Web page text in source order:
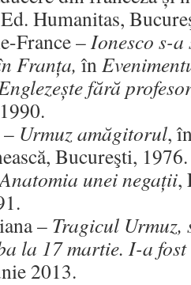
Humanitas,
France –Ionesco s-
Franța, în
fără
Urmuz amăgitorul,
Bucureşti, 1976.
Anatomia unei negații,
– Tragicul
la 17 martie. I-a
2013.